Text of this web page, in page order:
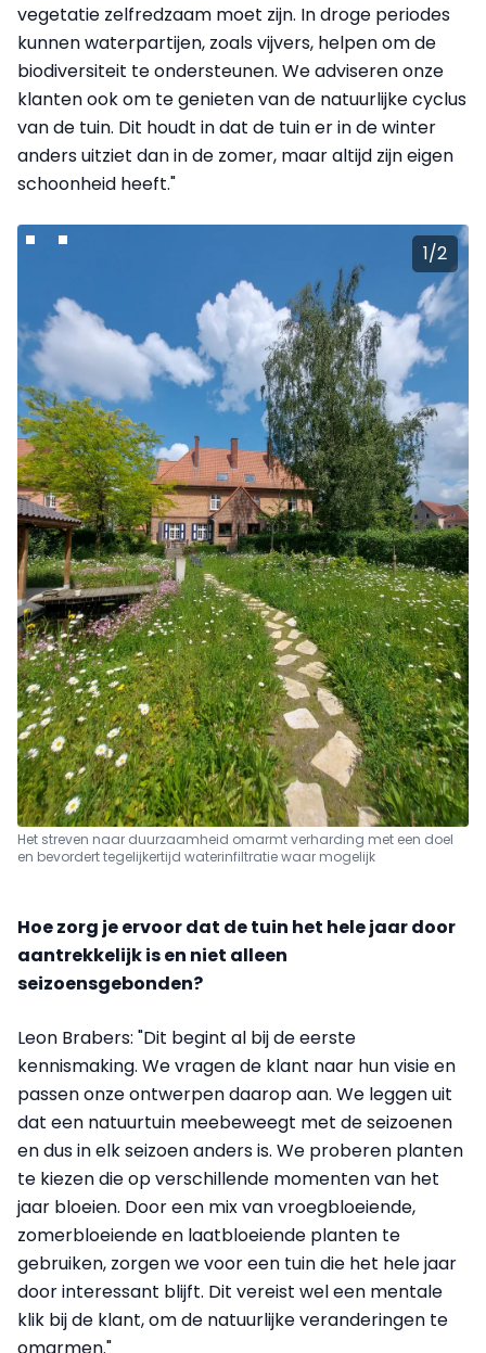
vegetatie zelfredzaam moet zijn. In droge periodes
kunnen waterpartijen, zoals vijvers, helpen om de
biodiversiteit te ondersteunen. We adviseren onze
klanten ook om te genieten van de natuurlijke cyclus
van de tuin. Dit houdt in dat de tuin er in de winter
anders uitziet dan in de zomer, maar altijd zijn eigen
schoonheid heeft."
Het streven naar duurzaamheid omarmt verharding met een doel
en bevordert tegelijkertijd waterinfiltratie waar mogelijk
1/2
Hoe zorg je ervoor dat de tuin het hele jaar door
aantrekkelijk is en niet alleen
seizoensgebonden?
Leon Brabers: "Dit begint al bij de eerste
kennismaking. We vragen de klant naar hun visie en
passen onze ontwerpen daarop aan. We leggen uit
dat een natuurtuin meebeweegt met de seizoenen
en dus in elk seizoen anders is. We proberen planten
te kiezen die op verschillende momenten van het
jaar bloeien. Door een mix van vroegbloeiende,
zomerbloeiende en laatbloeiende planten te
gebruiken, zorgen we voor een tuin die het hele jaar
door interessant blijft. Dit vereist wel een mentale
klik bij de klant, om de natuurlijke veranderingen te
omarmen."